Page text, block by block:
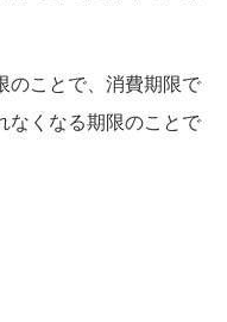
のことで、消費期限で
なくなる期限のことで